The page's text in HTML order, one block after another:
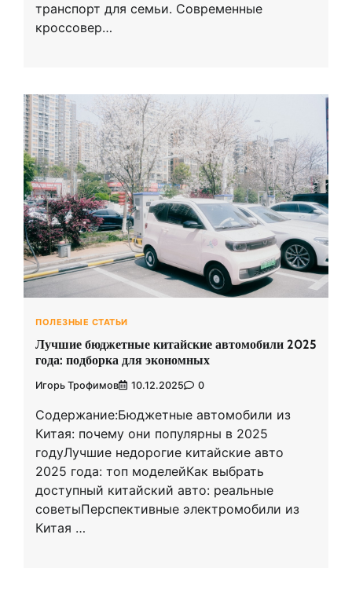
транспорт для семьи. Современные
кроссовер…
ПОЛЕЗНЫЕ СТАТЬИ
Лучшие бюджетные китайские автомобили 2025
года: подборка для экономных
Игорь Трофимов 10.12.2025 0
Содержание:Бюджетные автомобили из
Китая: почему они популярны в 2025
годуЛучшие недорогие китайские авто
2025 года: топ моделейКак выбрать
доступный китайский авто: реальные
советыПерспективные электромобили из
Китая …